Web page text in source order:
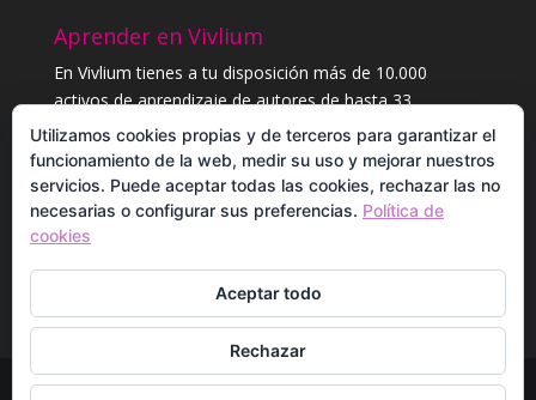
Aprender en Vivlium
En Vivlium tienes a tu disposición más de 10.000
activos de aprendizaje de autores de hasta 33
categorías distintas. Aprende sin límites, y consigue
diplomas.
Registrarme para aprender
© Vivlium 2017
Utilizamos cookies propias y de terceros para garantizar el
funcionamiento de la web, medir su uso y mejorar nuestros
servicios. Puede aceptar todas las cookies, rechazar las no
necesarias o configurar sus preferencias. Política de
cookies
Aceptar todo
Rechazar